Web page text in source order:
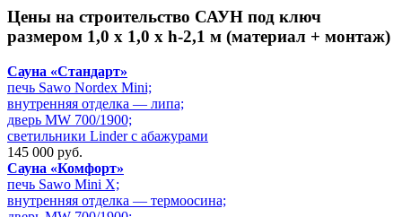
Цены на строительство САУН под ключ
размером 1,0 х 1,0 х h-2,1 м (материал + монтаж)
Сауна «Стандарт»
печь Sawo Nordex Mini;
внутренняя отделка — липа;
дверь MW 700/1900;
светильники Linder с абажурами
145 000 руб.
Сауна «Комфорт»
печь Sawo Mini X;
внутренняя отделка — термоосина;